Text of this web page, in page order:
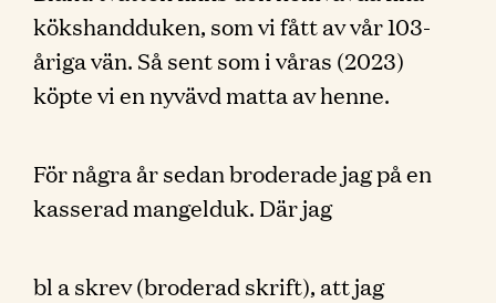
kökshandduken, som vi fått av vår 103-
åriga vän. Så sent som i våras (2023)
köpte vi en nyvävd matta av henne.
För några år sedan broderade jag på en
kasserad mangelduk. Där jag
bl a skrev (broderad skrift), att jag